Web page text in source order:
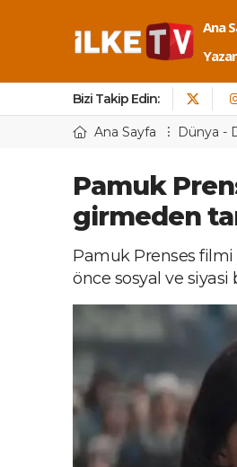
Ana
Bizi Takip Edin:
Ana Sayfa Dünya -
Pamuk
girmeden
Pamuk Prenses
önce sosyal ve